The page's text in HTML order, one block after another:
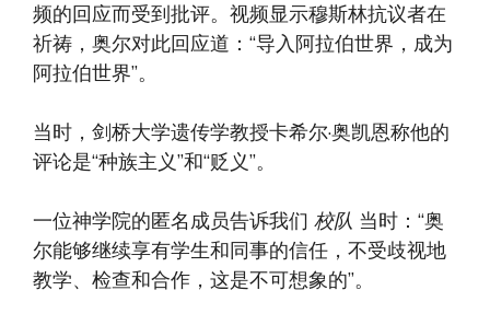
频的回应而受到批评。视频显示穆斯林抗议者在
祈祷，奥尔对此回应道：“导入阿拉伯世界，成为
阿拉伯世界”。
当时，剑桥大学遗传学教授卡希尔·奥凯恩称他的
评论是“种族主义”和“贬义”。
一位神学院的匿名成员告诉我们 校队 当时：“奥
尔能够继续享有学生和同事的信任，不受歧视地
教学、检查和合作，这是不可想象的”。